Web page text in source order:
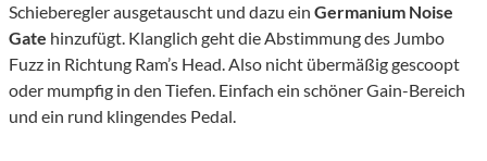
Schieberegler ausgetauscht und dazu ein Germanium Noise
Gate hinzufügt. Klanglich geht die Abstimmung des Jumbo
Fuzz in Richtung Ram’s Head. Also nicht übermäßig gescoopt
oder mumpfig in den Tiefen. Einfach ein schöner Gain-Bereich
und ein rund klingendes Pedal.